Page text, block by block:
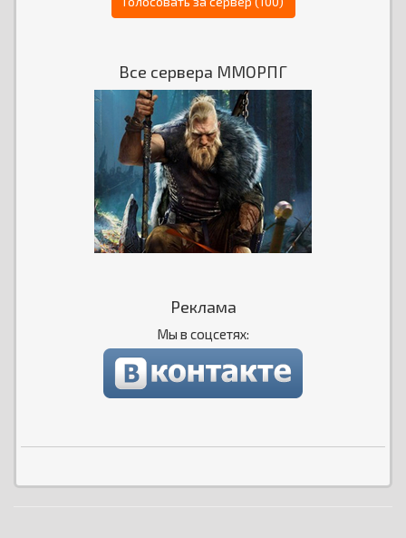
Все сервера ММОРПГ
Реклама
Мы в соцсетях: